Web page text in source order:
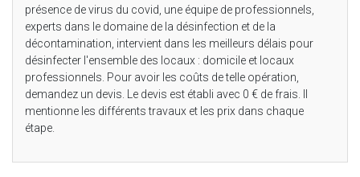
présence de virus du covid, une équipe de professionnels,
experts dans le domaine de la désinfection et de la
décontamination, intervient dans les meilleurs délais pour
désinfecter l'ensemble des locaux : domicile et locaux
professionnels. Pour avoir les coûts de telle opération,
demandez un devis. Le devis est établi avec 0 € de frais. Il
mentionne les différents travaux et les prix dans chaque
étape.